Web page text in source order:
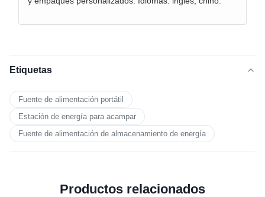
Etiquetas
Fuente de alimentación portátil
Estación de energía para acampar
Fuente de alimentación de almacenamiento de energía
Productos relacionados